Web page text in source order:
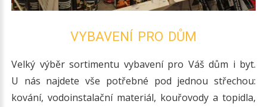
VYBAVENÍ PRO DŮM
Velký výběr sortimentu vybavení pro Váš dům i byt.
U nás najdete vše potřebné pod jednou střechou:
kování, vodoinstalační materiál, kouřovody a topidla,